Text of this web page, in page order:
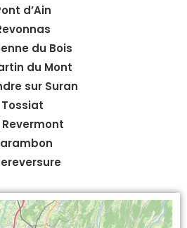
d’Ain
du Bois
du Mont
sur Suran
Tossiat